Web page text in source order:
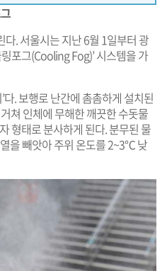
. 서울시는 지난 6월 1일부터 광
포그(Cooling Fog)’ 시스템을 가
다. 보행로 난간에 촘촘하게 설치된
쳐 인체에 무해한 깨끗한 수돗물
형태로 분사하게 된다. 분무된 물
을 빼앗아 주위 온도를 2~3℃ 낮